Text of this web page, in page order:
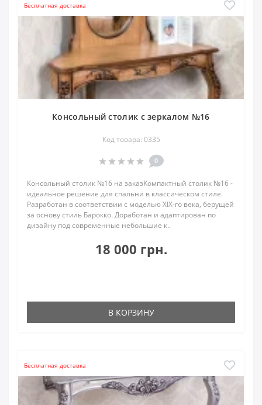
Бесплатная доставка
Консольный столик с зеркалом №16
Код товара: 0335
0
Консольный столик №16 на заказКомпактный столик №16 -
идеальное решение для спальни в классическом стиле.
Разработан в соответствии с моделью XIX-го века, берущей
за основу стиль Барокко. Доработан и адаптирован по
дизайну под современные небольшие к..
18 000 грн.
В КОРЗИНУ
Бесплатная доставка